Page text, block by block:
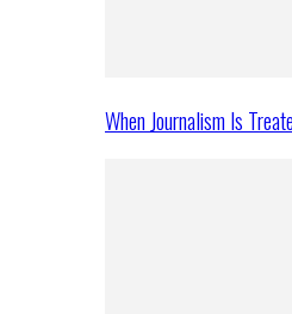
When Journalism Is